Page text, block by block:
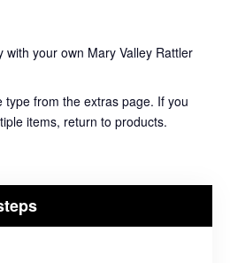
with your own Mary Valley Rattler
type from the extras page. If you
items, return to products.